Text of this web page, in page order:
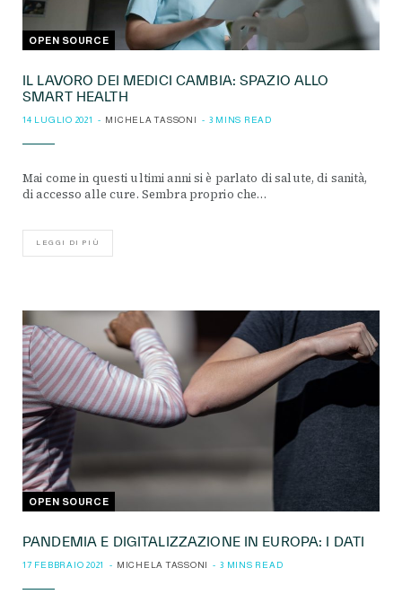
OPEN SOURCE
IL LAVORO DEI MEDICI CAMBIA: SPAZIO ALLO
SMART HEALTH
14 LUGLIO 2021 MICHELA TASSONI 3 MINS READ
Mai come in questi ultimi anni si è parlato di salute, di sanità,
di accesso alle cure. Sembra proprio che…
LEGGI DI PIÙ
OPEN SOURCE
PANDEMIA E DIGITALIZZAZIONE IN EUROPA: I DATI
17 FEBBRAIO 2021 MICHELA TASSONI 3 MINS READ